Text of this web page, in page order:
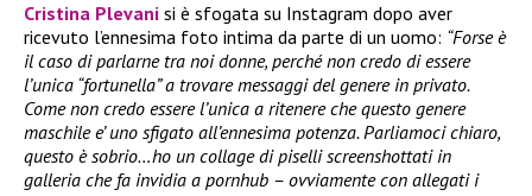
Cristina Plevani si è sfogata su Instagram dopo aver
ricevuto l’ennesima foto intima da parte di un uomo: “Forse è
il caso di parlarne tra noi donne, perché non credo di essere
l’unica “fortunella” a trovare messaggi del genere in privato.
Come non credo essere l’unica a ritenere che questo genere
maschile e’ uno sfigato all’ennesima potenza. Parliamoci chiaro,
questo è sobrio…ho un collage di piselli screenshottati in
galleria che fa invidia a pornhub – ovviamente con allegati i